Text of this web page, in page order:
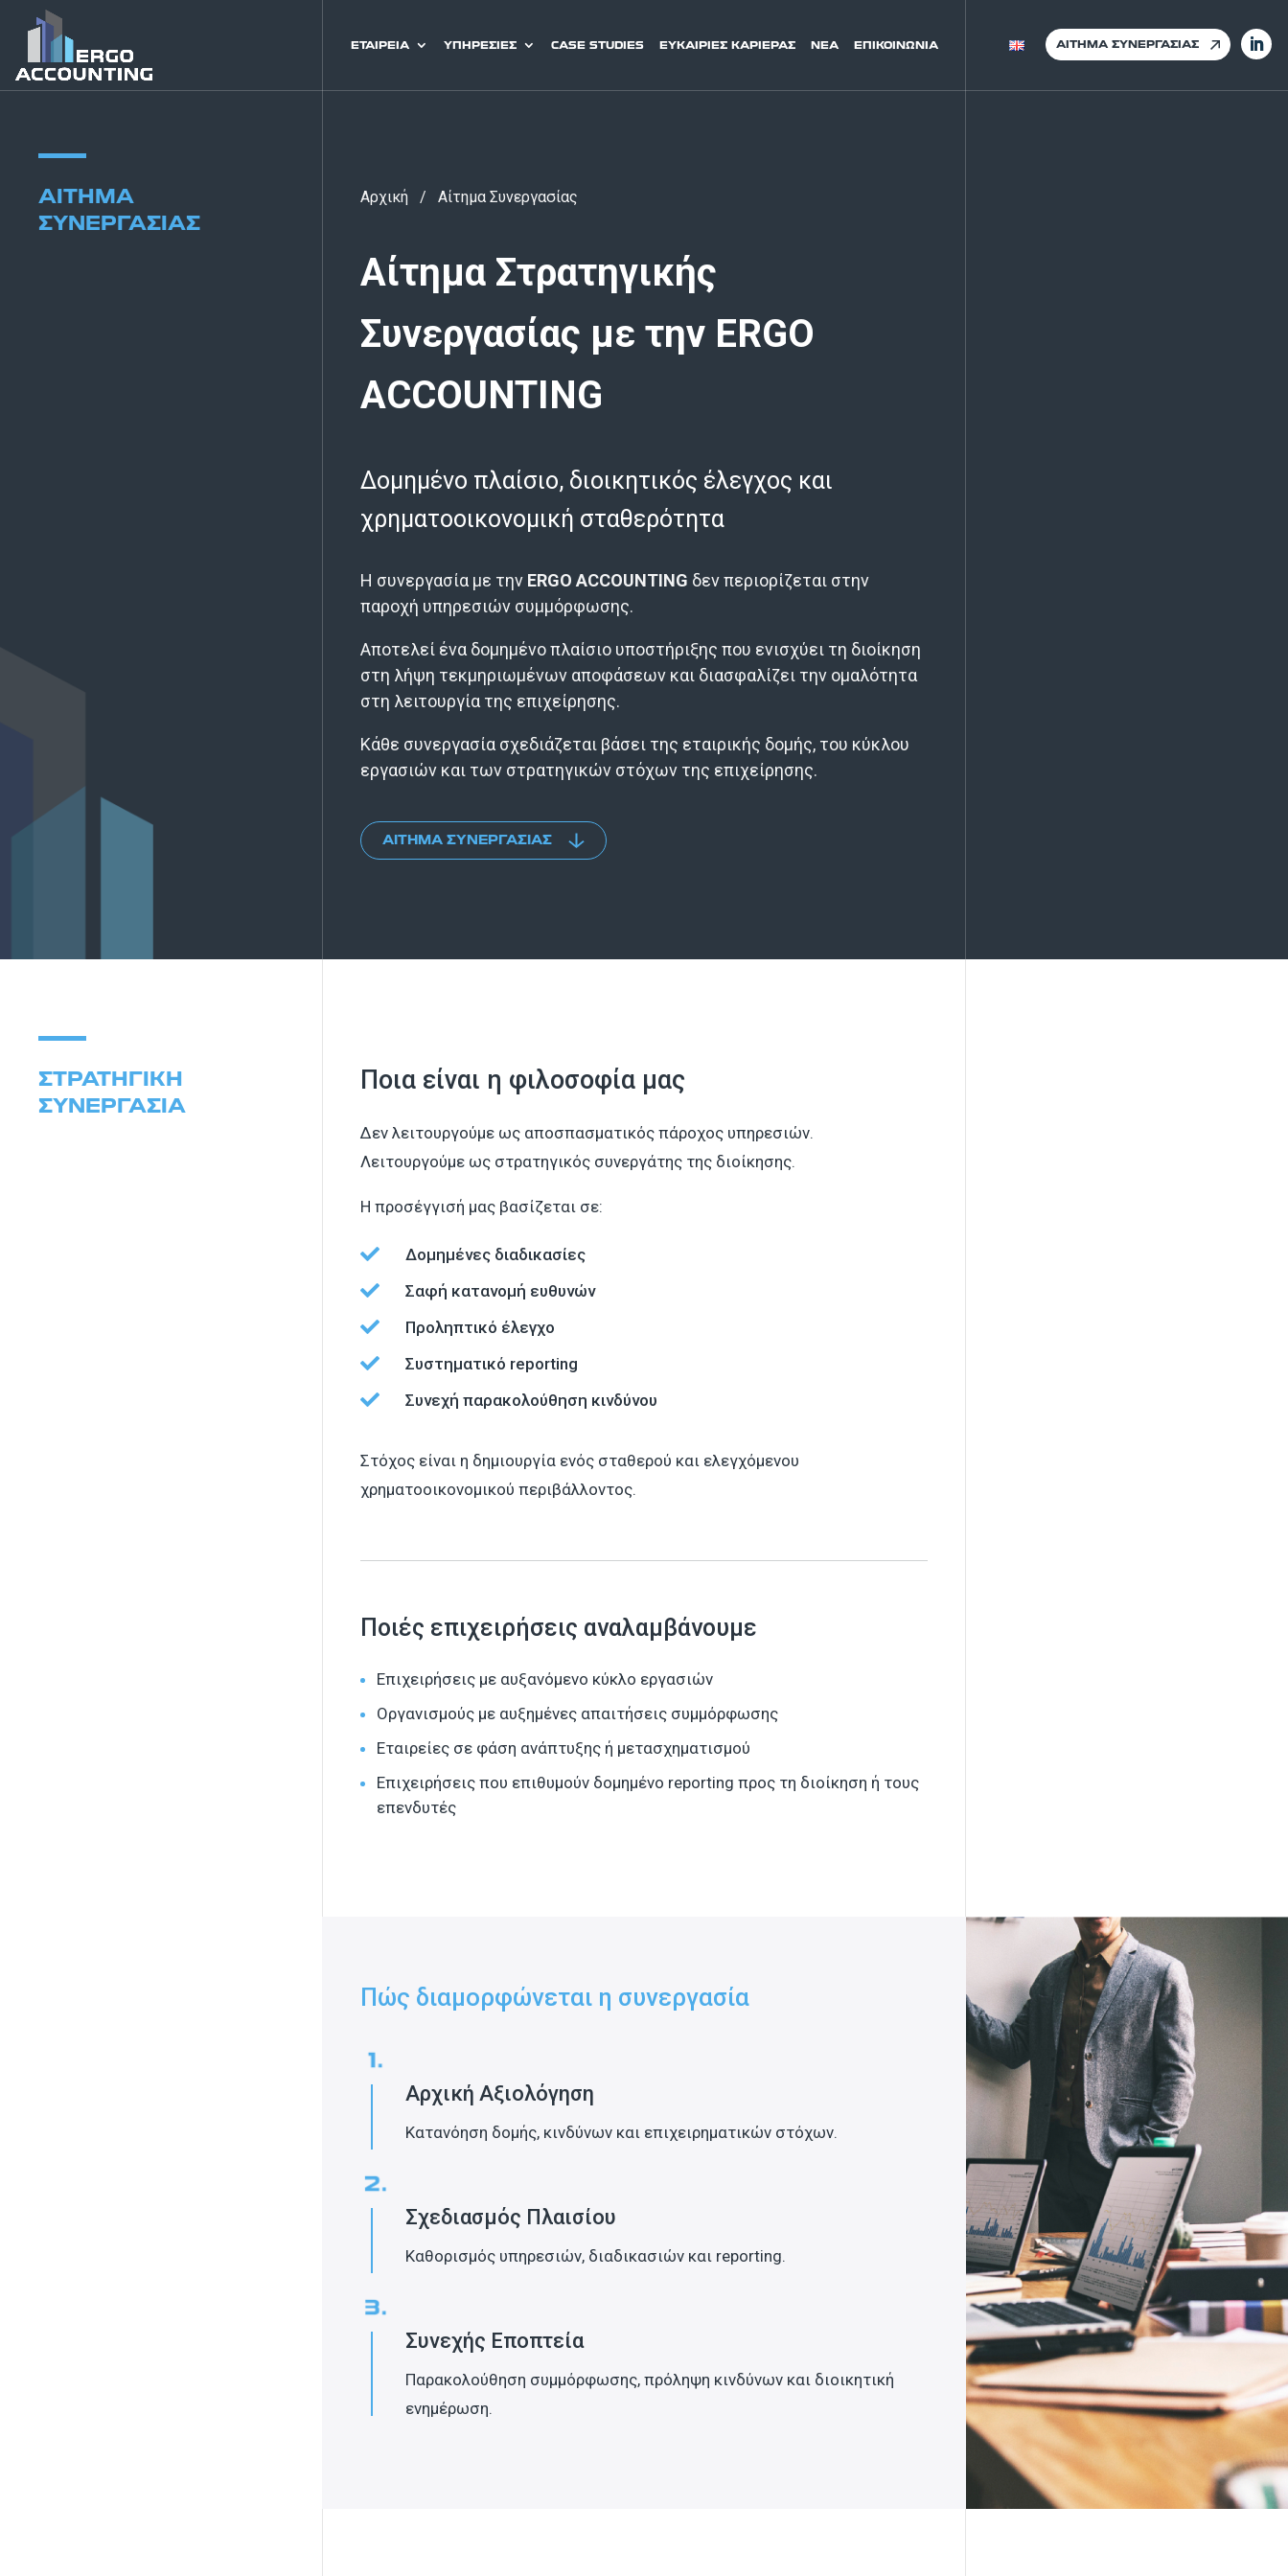
ΕΤΑΙΡΕΙΑ ΥΠΗΡΕΣΙΕΣ CASE STUDIES ΕΥΚΑΙΡΙΕΣ ΚΑΡΙΕΡΑΣ ΝΕΑ ΕΠΙΚΟΙΝΩΝΙΑ ΑΙΤΗΜΑ ΣΥΝΕΡΓΑΣΙΑΣ
ΑΊΤΗΜΑ
ΣΥΝΕΡΓΑΣΊΑΣ
Αρχική / Αίτημα Συνεργασίας
Αίτημα Στρατηγικής
Συνεργασίας με την ERGO
ACCOUNTING
Δομημένο πλαίσιο, διοικητικός έλεγχος και
χρηματοοικονομική σταθερότητα
Η συνεργασία με την ERGO ACCOUNTING δεν περιορίζεται στην
παροχή υπηρεσιών συμμόρφωσης.
Αποτελεί ένα δομημένο πλαίσιο υποστήριξης που ενισχύει τη διοίκηση
στη λήψη τεκμηριωμένων αποφάσεων και διασφαλίζει την ομαλότητα
στη λειτουργία της επιχείρησης.
Κάθε συνεργασία σχεδιάζεται βάσει της εταιρικής δομής, του κύκλου
εργασιών και των στρατηγικών στόχων της επιχείρησης.
ΑΊΤΗΜΑ ΣΥΝΕΡΓΑΣΊΑΣ
ΣΤΡΑΤΗΓΙΚΉ
ΣΥΝΕΡΓΑΣΊΑ
Ποια είναι η φιλοσοφία μας
Δεν λειτουργούμε ως αποσπασματικός πάροχος υπηρεσιών.
Λειτουργούμε ως στρατηγικός συνεργάτης της διοίκησης.
Η προσέγγισή μας βασίζεται σε:
 Δομημένες διαδικασίες
 Σαφή κατανομή ευθυνών
 Προληπτικό έλεγχο
 Συστηματικό reporting
 Συνεχή παρακολούθηση κινδύνου
Στόχος είναι η δημιουργία ενός σταθερού και ελεγχόμενου
χρηματοοικονομικού περιβάλλοντος.
Ποιές επιχειρήσεις αναλαμβάνουμε
Επιχειρήσεις με αυξανόμενο κύκλο εργασιών
Οργανισμούς με αυξημένες απαιτήσεις συμμόρφωσης
Εταιρείες σε φάση ανάπτυξης ή μετασχηματισμού
Επιχειρήσεις που επιθυμούν δομημένο reporting προς τη διοίκηση ή τους
επενδυτές
Πώς διαμορφώνεται η συνεργασία
Αρχική Αξιολόγηση
Κατανόηση δομής, κινδύνων και επιχειρηματικών στόχων.
Σχεδιασμός Πλαισίου
Καθορισμός υπηρεσιών, διαδικασιών και reporting.
Συνεχής Εποπτεία
Παρακολούθηση συμμόρφωσης, πρόληψη κινδύνων και διοικητική
ενημέρωση.